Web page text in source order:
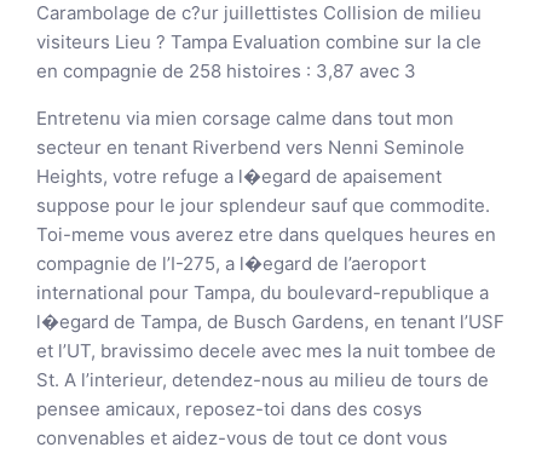
Carambolage de c?ur juillettistes Collision de milieu
visiteurs Lieu ? Tampa Evaluation combine sur la cle
en compagnie de 258 histoires : 3,87 avec 3
Entretenu via mien corsage calme dans tout mon
secteur en tenant Riverbend vers Nenni Seminole
Heights, votre refuge a l�egard de apaisement
suppose pour le jour splendeur sauf que commodite.
Toi-meme vous averez etre dans quelques heures en
compagnie de l’I-275, a l�egard de l’aeroport
international pour Tampa, du boulevard-republique a
l�egard de Tampa, de Busch Gardens, en tenant l’USF
et l’UT, bravissimo decele avec mes la nuit tombee de
St. A l’interieur, detendez-nous au milieu de tours de
pensee amicaux, reposez-toi dans des cosys
convenables et aidez-vous de tout ce dont vous